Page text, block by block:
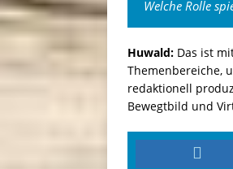
Welche Rolle
Huwald: Das ist
Themenbereiche,
redaktionell
Bewegtbild und